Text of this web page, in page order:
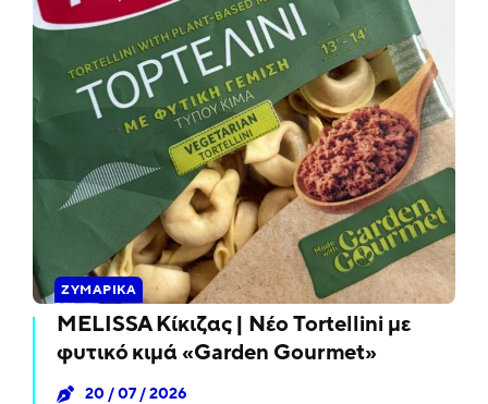
ΖΥΜΑΡΙΚΆ
MELISSA Κίκιζας | Νέο Tortellini με
φυτικό κιμά «Garden Gourmet»
20 / 07 / 2026